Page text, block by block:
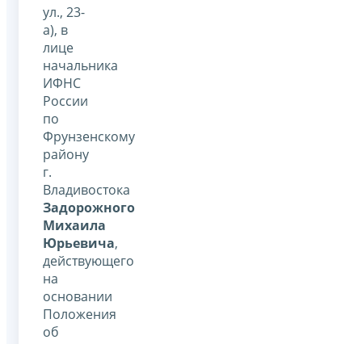
ул., 23-
а), в
лице
начальника
ИФНС
России
по
Фрунзенскому
району
г.
Владивостока
Задорожного
Михаила
Юрьевича,
действующего
на
основании
Положения
об